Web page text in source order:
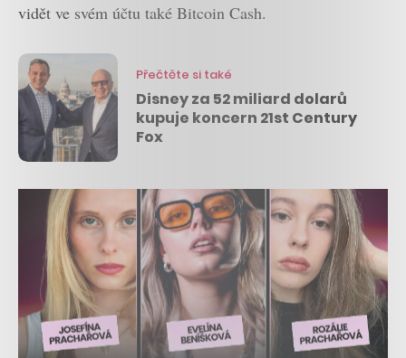
vidět ve svém účtu také Bitcoin Cash.
Přečtěte si také
Disney za 52 miliard dolarů
kupuje koncern 21st Century
Fox